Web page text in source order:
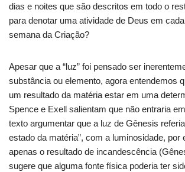
dias e noites que são descritos em todo o
para denotar uma atividade de Deus em
semana da Criação?
Apesar que a “luz” foi pensado ser
substância ou elemento, agora entendemos
um resultado da matéria estar em uma
Spence e Exell salientam que não entraria
texto argumentar que a luz de Gênesis
estado da matéria”, com a luminosidade, por
apenas o resultado de incandescência
sugere que alguma fonte física poderia ter